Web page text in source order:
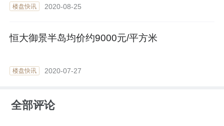
楼盘快讯 2020-08-25
恒大御景半岛均价约9000元/平方米
楼盘快讯 2020-07-27
全部评论